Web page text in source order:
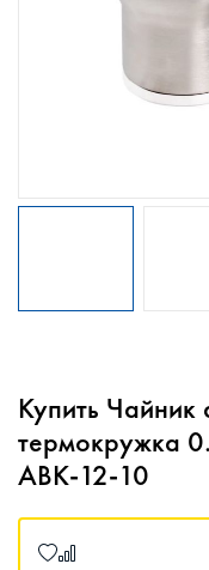
Купить Чайник
термокружка
ABK-12-10